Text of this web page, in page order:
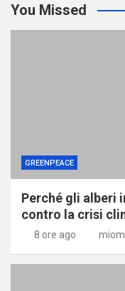
You Missed
GREENPEACE
Perché gli alberi
contro la crisi
8 ore ago